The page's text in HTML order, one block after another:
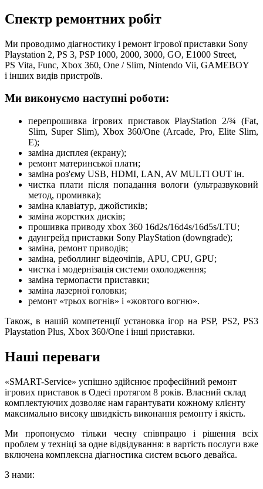
Спектр ремонтних робіт
Ми проводимо діагностику і ремонт ігрової приставки Sony
Playstation 2, PS 3, PSP 1000, 2000, 3000, GO, E1000 Street,
PS Vita, Func, Xbox 360, One / Slim, Nintendo Vii, GAMEBOY
і інших видів пристроїв.
Ми виконуємо наступні роботи:
перепрошивка ігрових приставок PlayStation 2/¾ (Fat,
Slim, Super Slim), Xbox 360/One (Arcade, Pro, Elite Slim,
E);
заміна дисплея (екрану);
ремонт материнської плати;
заміна роз'єму USB, HDMI, LAN, AV MULTI OUT ін.
чистка плати після попадання вологи (ультразвуковий
метод, промивка);
заміна клавіатур, джойстиків;
заміна жорстких дисків;
прошивка приводу xbox 360 16d2s/16d4s/16d5s/LTU;
даунгрейд приставки Sony PlayStation (downgrade);
заміна, ремонт приводів;
заміна, реболлинг відеочіпів, APU, CPU, GPU;
чистка і модернізація системи охолодження;
заміна термопасти приставки;
заміна лазерної головки;
ремонт «трьох вогнів» і «жовтого вогню».
Також, в нашій компетенції установка ігор на PSP, PS2, PS3
Playstation Plus, Xbox 360/One і інші приставки.
Наші переваги
«SMART-Service» успішно здійснює професійний ремонт
ігрових приставок в Одесі протягом 8 років. Власний склад
комплектуючих дозволяє нам гарантувати кожному клієнту
максимально високу швидкість виконання ремонту і якість.
Ми пропонуємо тільки чесну співпрацю і рішення всіх
проблем у техніці за одне відвідування: в вартість послуги вже
включена комплексна діагностика систем всього девайса.
З нами: